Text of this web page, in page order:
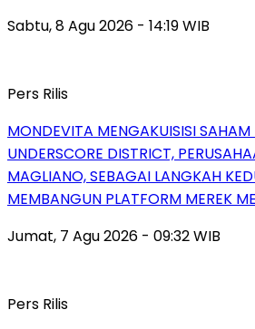
Sabtu, 8 Agu 2026 - 14:19 WIB
Pers Rilis
MONDEVITA MENGAKUISISI
UNDERSCORE DISTRICT,
MAGLIANO, SEBAGAI LANGKAH
MEMBANGUN PLATFORM MEREK
Jumat, 7 Agu 2026 - 09:32 WIB
Pers Rilis